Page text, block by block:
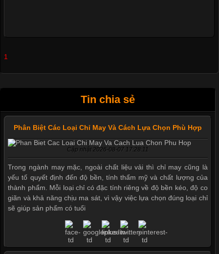
1
Tin chia sẻ
Phân Biệt Các Loại Chỉ May Và Cách Lựa Chọn Phù Hợp
Cập nhật 2026-08-07 17:28:11
Trong ngành may mặc, ngoài chất liệu vải thì chỉ may cũng là
yếu tố quyết định đến độ bền, tính thẩm mỹ và chất lượng của
thành phẩm. Mỗi loại chỉ có đặc tính riêng về độ bền kéo, độ co
giãn và khả năng chịu ma sát, vì vậy việc lựa chọn đúng loại chỉ
sẽ giúp sản phẩm có tuổi